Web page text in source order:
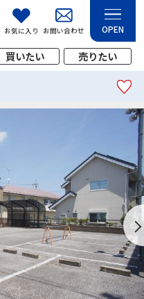
お気に入り お問い合わせ OPEN
買いたい 売りたい